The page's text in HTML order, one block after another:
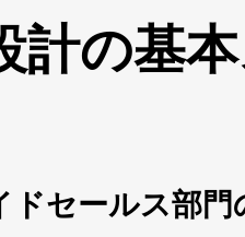
計の基
ドセールス部門